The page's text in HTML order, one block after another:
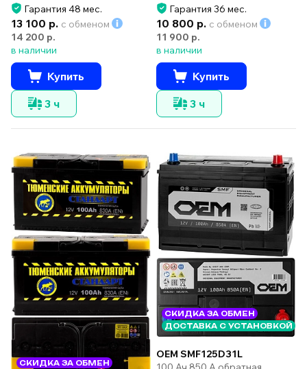
Гарантия 48 мес.
13 100 р. с обменом
14 200 р.
в наличии
Купить
3 ч
Гарантия 36 мес.
10 800 р. с обменом
11 900 р.
в наличии
Купить
3 ч
СКИДКА ЗА ОБМЕН
СКИДКА ЗА ОБМЕН
ДОСТАВКА С УСТАНОВКОЙ
OEM SMF125D31L